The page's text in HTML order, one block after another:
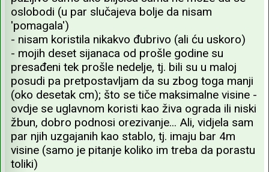
oslobodi (u par slučajeva bolje da nisam
'pomagala')
- nisam koristila nikakvo đubrivo (ali ću uskoro)
- mojih deset sijanaca od prošle godine su
presađeni tek prošle nedelje, tj. bili su u maloj
posudi pa pretpostavljam da su zbog toga manji
(oko desetak cm); što se tiče maksimalne visine -
ovdje se uglavnom koristi kao živa ograda ili niski
žbun, dobro podnosi orezivanje... Ali, vidjela sam
par njih uzgajanih kao stablo, tj. imaju bar 4m
visine (samo je pitanje koliko im treba da porastu
toliki)